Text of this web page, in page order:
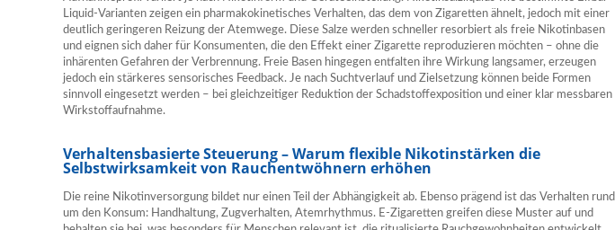
Liquid-Varianten zeigen ein pharmakokinetisches Verhalten, das dem von Zigaretten ähnelt, jedoch mit einer
deutlich geringeren Reizung der Atemwege. Diese Salze werden schneller resorbiert als freie Nikotinbasen
und eignen sich daher für Konsumenten, die den Effekt einer Zigarette reproduzieren möchten – ohne die
inhärenten Gefahren der Verbrennung. Freie Basen hingegen entfalten ihre Wirkung langsamer, erzeugen
jedoch ein stärkeres sensorisches Feedback. Je nach Suchtverlauf und Zielsetzung können beide Formen
sinnvoll eingesetzt werden – bei gleichzeitiger Reduktion der Schadstoffexposition und einer klar messbaren
Wirkstoffaufnahme.
Verhaltensbasierte Steuerung – Warum flexible Nikotinstärken die
Selbstwirksamkeit von Rauchentwöhnern erhöhen
Die reine Nikotinversorgung bildet nur einen Teil der Abhängigkeit ab. Ebenso prägend ist das Verhalten rund
um den Konsum: Handhaltung, Zugverhalten, Atemrhythmus. E-Zigaretten greifen diese Muster auf und